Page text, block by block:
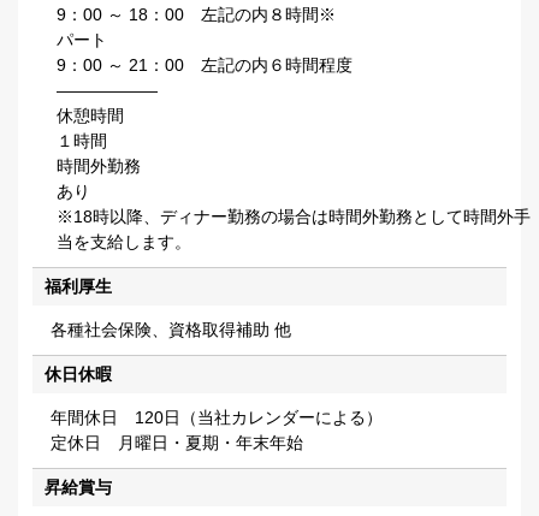
9：00 ～ 18：00 左記の内８時間※
パート
9：00 ～ 21：00 左記の内６時間程度
――――――
休憩時間
１時間
時間外勤務
あり
※18時以降、ディナー勤務の場合は時間外勤務として時間外手
当を支給します。
福利厚生
各種社会保険、資格取得補助 他
休日休暇
年間休日 120日（当社カレンダーによる）
定休日 月曜日・夏期・年末年始
昇給賞与